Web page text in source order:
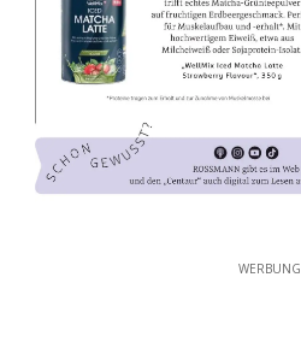
WERBUNG